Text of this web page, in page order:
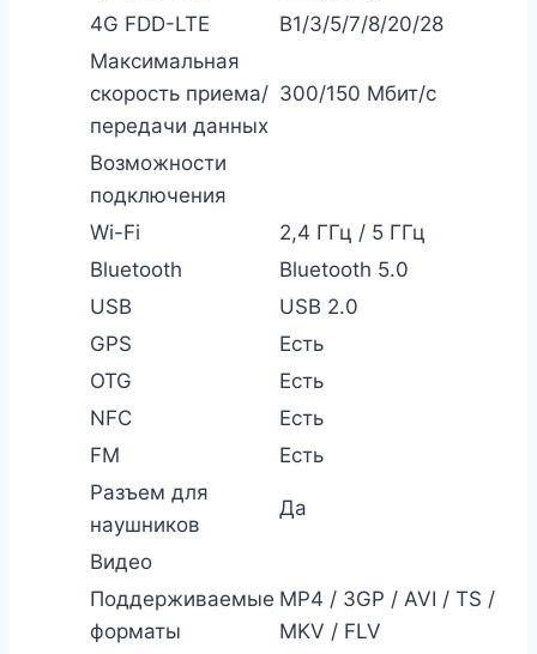
4G FDD-LTE
B1/3/5/7/8/20/28
Максимальная
скорость приема/
передачи данных
300/150 Мбит/с
Возможности
подключения
Wi-Fi
2,4 ГГц / 5 ГГц
Bluetooth
Bluetooth 5.0
USB
USB 2.0
GPS
Есть
OTG
Есть
NFC
Есть
FM
Есть
Разъем для
наушников
Да
Видео
Поддерживаемые
форматы
MP4 / 3GP / AVI / TS /
MKV / FLV